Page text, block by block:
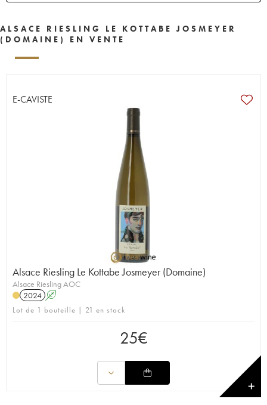
ALSACE RIESLING LE KOTTABE JOSMEYER
(DOMAINE) EN VENTE
E-CAVISTE
Alsace Riesling Le Kottabe Josmeyer (Domaine)
Alsace Riesling AOC
2024 A
Lot de 1 bouteille | 21 en stock
25€
✕